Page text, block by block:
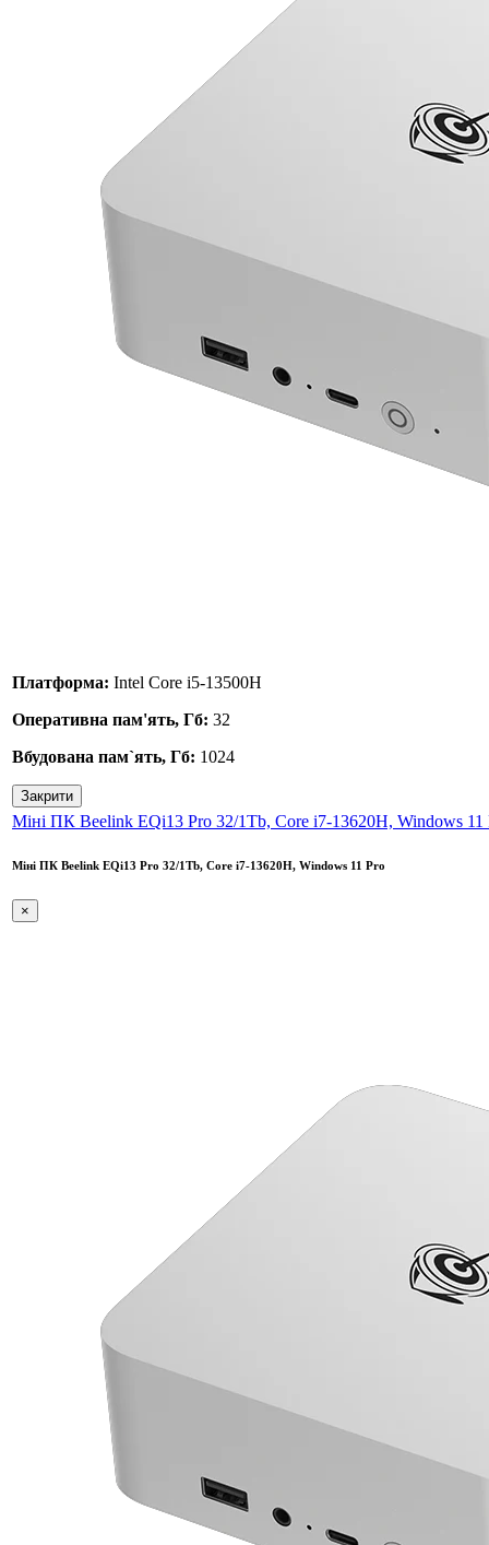
Платформа: Intel Core i5-13500H
Оперативна пам'ять, Гб: 32
Вбудована пам`ять, Гб: 1024
Закрити
Міні ПК Beelink EQi13 Pro 32/1Tb, Core i7-13620H, Windows 11
Міні ПК Beelink EQi13 Pro 32/1Tb, Core i7-13620H, Windows 11 Pro
×